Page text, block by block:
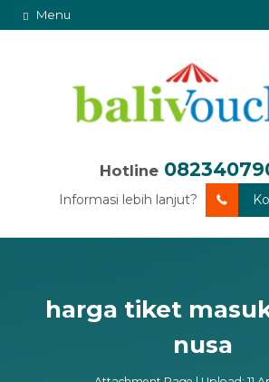
Menu
Hotline
Informasi lebih lanjut?
harga tiket
nusa